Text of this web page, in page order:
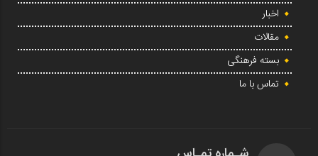
اخبار
مقالات
بسته فرهنگی
تماس با ما